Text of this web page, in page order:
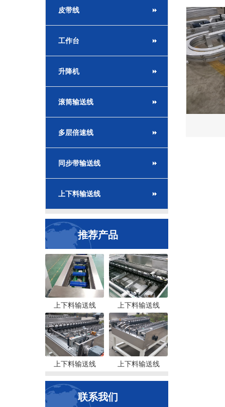
皮带线
工作台
升降机
滚筒输送线
多层倍速线
同步带输送线
上下料输送线
推荐产品
上下料输送线 上下料输送线
上下料输送线 上下料输送线
联系我们